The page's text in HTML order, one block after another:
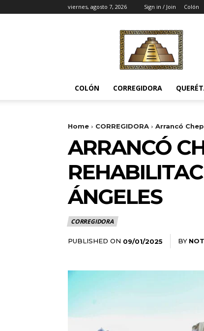
viernes, agosto 7, 2026 Sign in / Join Colón
Noticias
del
Pueblito
COLÓN CORREGIDORA
Home CORREGIDORA Arrancó
ARRANCÓ
ÁNGELES
CORREGIDORA
PUBLISHED ON 09/01/2025 BY